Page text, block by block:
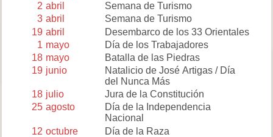
2 abril
Semana de Turismo
3 abril
Semana de Turismo
19 abril
Desembarco de los 33 Orientales
1 mayo
Día de los Trabajadores
18 mayo
Batalla de las Piedras
19 junio
Natalicio de José Artigas / Día
del Nunca Más
18 julio
Jura de la Constitución
25 agosto
Día de la Independencia
Nacional
12 octubre
Día de la Raza